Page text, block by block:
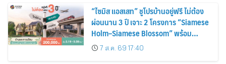
“ไซมิส แอสเสท” ชูโปรบ้านอยู่ฟรี ไม่ต้อง
ผ่อนนาน 3 ปี เจาะ 2 โครงการ “Siamese
Holm–Siamese Blossom” พร้อม
ส่วนลดและสิทธิพิเศษถึง 31 สิงหาคม
2569
7 ส.ค. 69 17:40